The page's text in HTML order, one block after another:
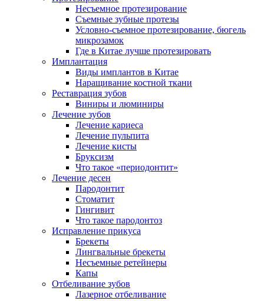
Несъемное протезирование
Съемные зубные протезы
Условно-съемное протезирование, бюгель
микрозамок
Где в Китае лучше протезировать
Имплантация
Виды имплантов в Китае
Наращивание костной ткани
Реставрация зубов
Виниры и люминиры
Лечение зубов
Лечение кариеса
Лечение пульпита
Лечение кисты
Бруксизм
Что такое «периодонтит»
Лечение десен
Пародонтит
Стоматит
Гингивит
Что такое пародонтоз
Исправление прикуса
Брекеты
Лингвальные брекеты
Несъемные ретейнеры
Капы
Отбеливание зубов
Лазерное отбеливание